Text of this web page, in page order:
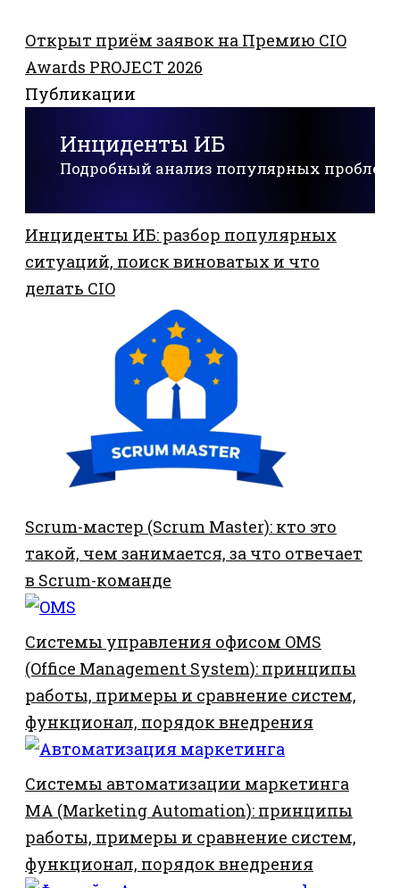
Открыт приём заявок на Премию CIO
Awards PROJECT 2026
Публикации
Инциденты ИБ
Подробный анализ популярных проблем
Инциденты ИБ: разбор популярных
ситуаций, поиск виноватых и что
делать CIO
Scrum-мастер (Scrum Master): кто это
такой, чем занимается, за что отвечает
в Scrum-команде
Системы управления офисом OMS
(Office Management System): принципы
работы, примеры и сравнение систем,
функционал, порядок внедрения
Системы автоматизации маркетинга
MA (Marketing Automation): принципы
работы, примеры и сравнение систем,
функционал, порядок внедрения